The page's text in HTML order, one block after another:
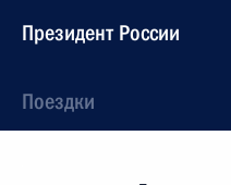
Президент России
Поездки